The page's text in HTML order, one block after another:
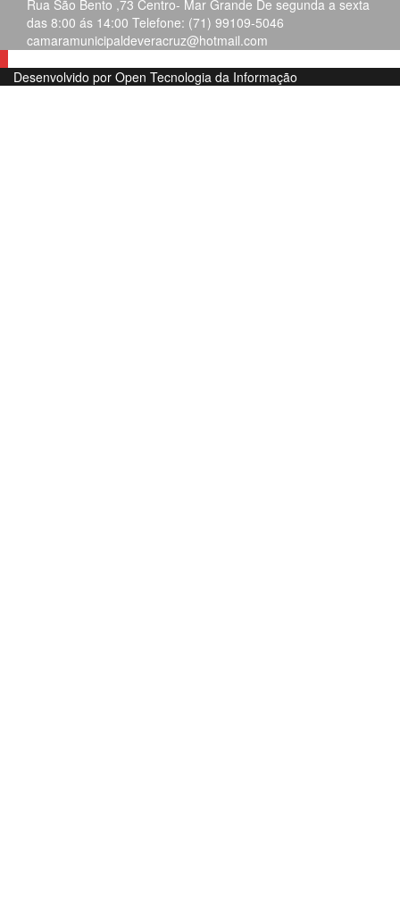
Rua São Bento ,73 Centro- Mar Grande De segunda a sexta
das 8:00 ás 14:00 Telefone: (71) 99109-5046
camaramunicipaldeveracruz@hotmail.com
Desenvolvido por Open Tecnologia da Informação